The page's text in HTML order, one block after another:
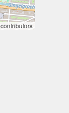
contributors